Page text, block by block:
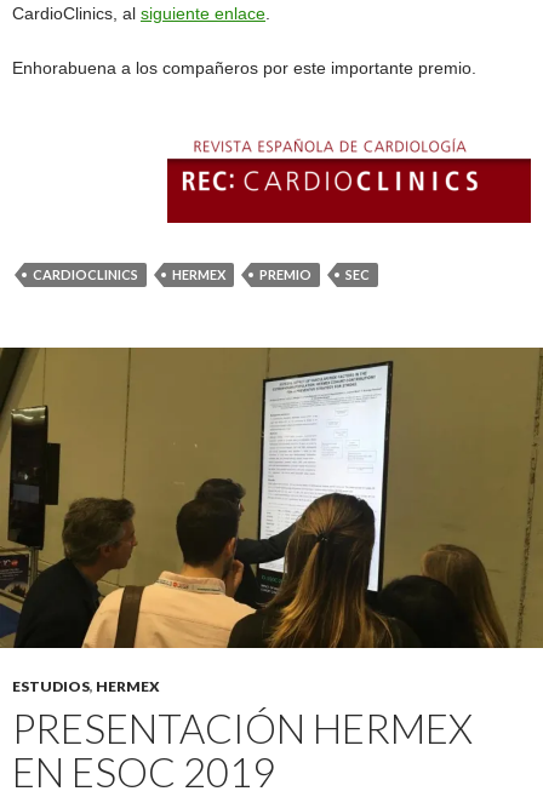
CardioClinics, al siguiente enlace
Enhorabuena a los compañeros por este importante premio.
CARDIOCLINICS HERMEX PREMIO SEC
ESTUDIOS, HERMEX
PRESENTACIÓN HERMEX
EN ESOC 2019